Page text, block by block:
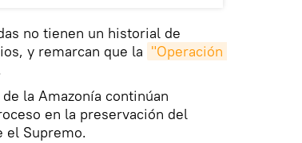
no tienen un historial de
y remarcan que la "Operación
la Amazonía continúan
en la preservación del
el Supremo.